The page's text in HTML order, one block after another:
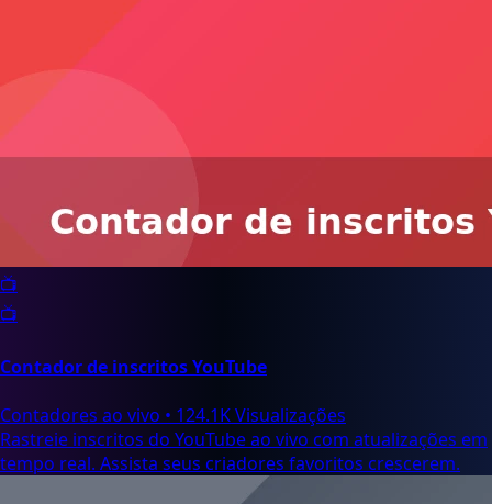
📺
📺
Contador de inscritos YouTube
Contadores ao vivo • 124.1K Visualizações
Rastreie inscritos do YouTube ao vivo com atualizações em
tempo real. Assista seus criadores favoritos crescerem.